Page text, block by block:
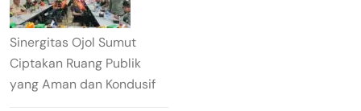
Sinergitas Ojol Sumut
Ciptakan Ruang Publik
yang Aman dan Kondusif